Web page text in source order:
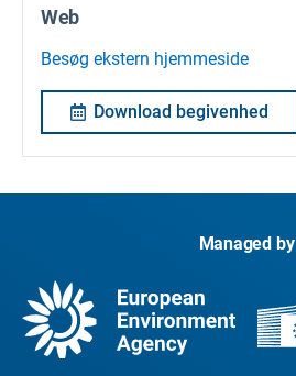
Web
Besøg ekstern hjemmeside
Download begivenhed
Managed by